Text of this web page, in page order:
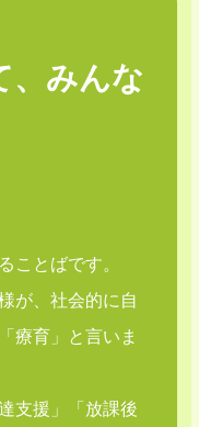
、みんな
ことばです。
が、社会的に自
療育」と言いま
支援」「放課後